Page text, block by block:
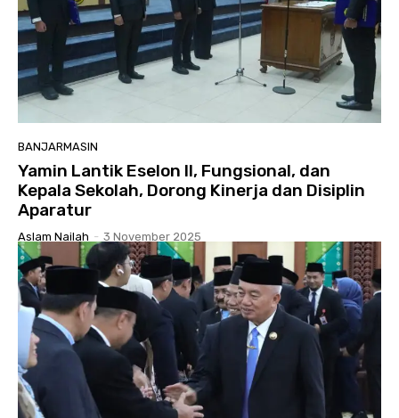
BANJARMASIN
Yamin Lantik Eselon II, Fungsional, dan
Kepala Sekolah, Dorong Kinerja dan Disiplin
Aparatur
Aslam Nailah - 3 November 2025